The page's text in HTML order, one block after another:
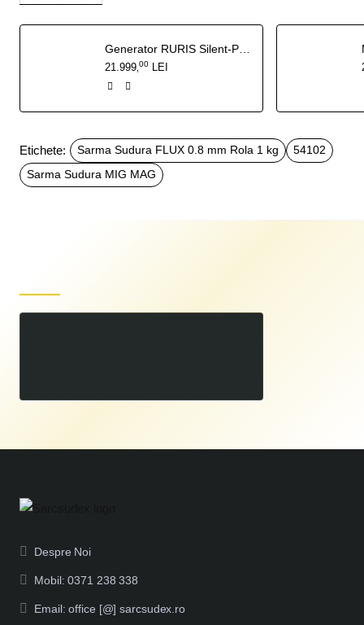
21.999 00 LEI
Etichete: Sarma Sudura FLUX 0.8 mm Rola 1 kg
54102
Sarma Sudura MIG MAG
Despre Noi
Mobil: 0371 238 338
Email: office [@] sarcsudex.ro